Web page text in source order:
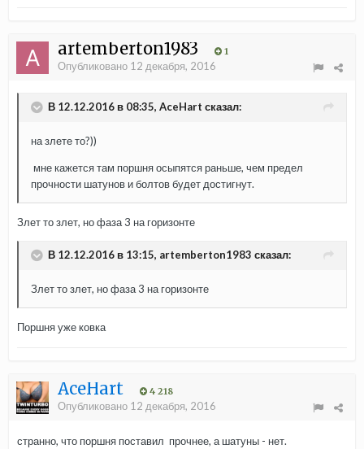
artemberton1983 1
Опубликовано 12 декабря, 2016
В 12.12.2016 в 08:35, AceHart сказал:
на злете то?))
мне кажется там поршня осыпятся раньше, чем предел
прочности шатунов и болтов будет достигнут.
Злет то злет, но фаза 3 на горизонте
В 12.12.2016 в 13:15, artemberton1983 сказал:
Злет то злет, но фаза 3 на горизонте
Поршня уже ковка
AceHart 4 218
Опубликовано 12 декабря, 2016
странно, что поршня поставил прочнее, а шатуны - нет.